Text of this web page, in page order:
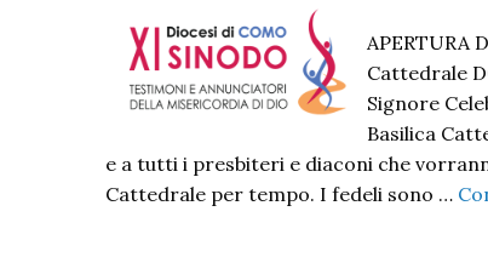
APERTURA
Cattedrale
Signore
Basilica
e a tutti i presbiteri e diaconi che
Cattedrale per tempo. I fedeli sono …